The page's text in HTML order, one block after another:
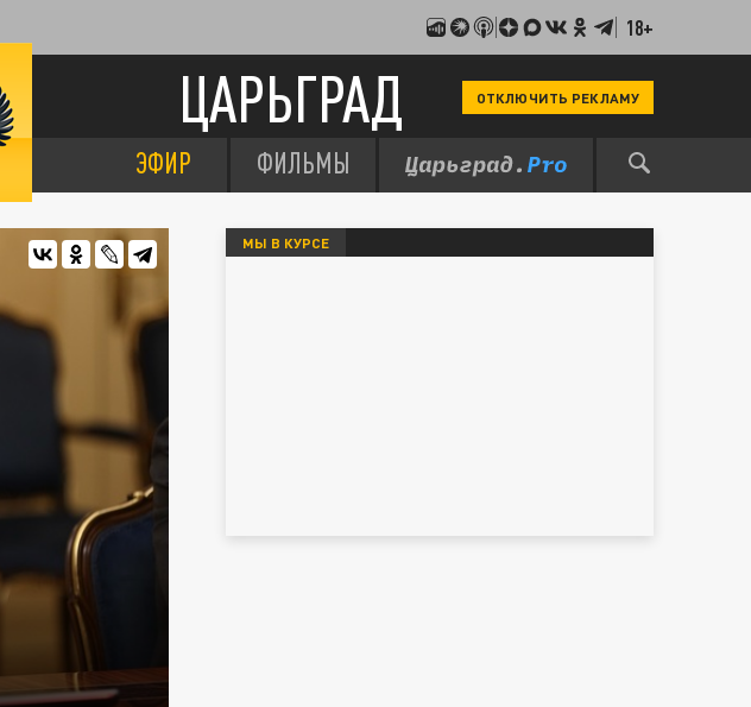
18+
ЦАРЬГРАД ОТКЛЮЧИТЬ РЕКЛАМУ
ЭФИР ФИЛЬМЫ
МЫ В КУРСЕ